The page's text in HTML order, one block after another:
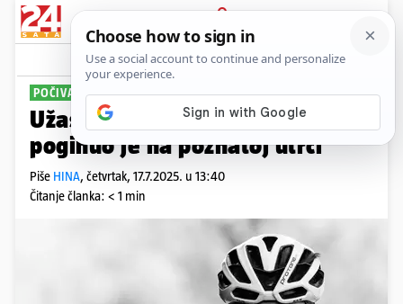
PRIJAVA
Sport Komentari
POČIVAO U MIRU
Užas u Italiji: Mladi biciklist (19)
poginuo je na poznatoj utrci
Piše HINA, četvrtak, 17.7.2025. u 13:40
Čitanje članka: < 1 min